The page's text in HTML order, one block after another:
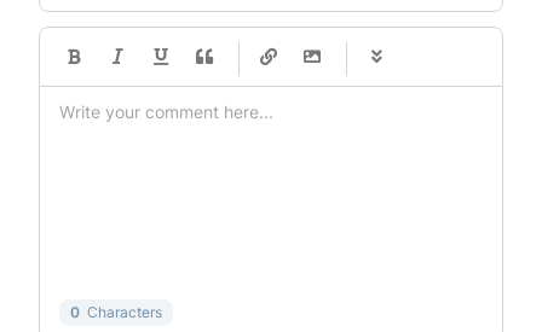
-
-
-
-
0 Characters